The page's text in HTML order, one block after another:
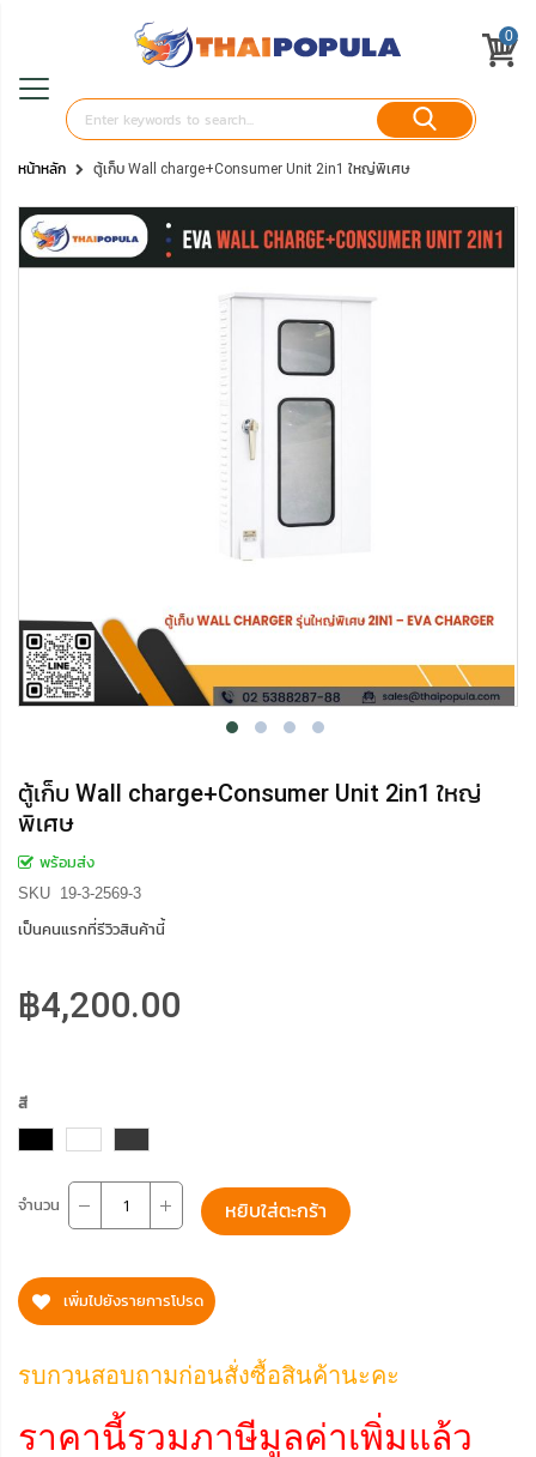
0
หน้าหลัก ตู้เก็บ Wall charge+Consumer Unit 2in1 ใหญ่พิเศษ
ตู้เก็บ Wall charge+Consumer Unit 2in1 ใหญ่
พิเศษ
พร้อมส่ง
SKU 19-3-2569-3
เป็นคนแรกที่รีวิวสินค้านี้
฿4,200.00
สี
จำนวน หยิบใส่ตะกร้า
เพิ่มไปยังรายการโปรด
รบกวนสอบถามก่อนสั่งซื้อสินค้านะคะ
ราคานี้รวมภาษีมูลค่าเพิ่มแล้ว